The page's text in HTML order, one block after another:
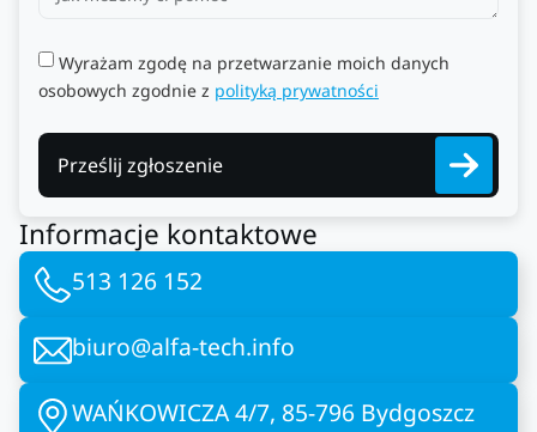
Wyrażam zgodę na przetwarzanie moich danych
osobowych zgodnie z polityką prywatności
Prześlij zgłoszenie
Informacje kontaktowe
513 126 152
biuro@alfa-tech.info
WAŃKOWICZA 4/7, 85-796 Bydgoszcz